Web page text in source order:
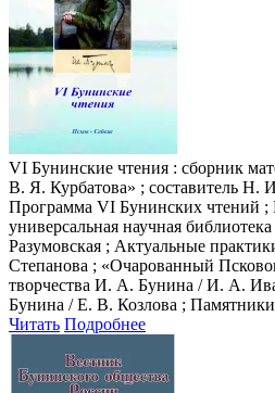
VI Бунинские чтения : сборник
В. Я. Курбатова» ; составитель
Программа VI Бунинских чтений ;
универсальная научная
Разумовская ; Актуальные
Степанова ; «Очарованный
творчества И. А. Бунина / И. А.
Бунина / Е. В. Козлова ;
Читать Подробнее